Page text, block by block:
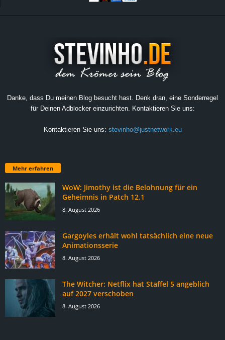
Danke, dass Du meinen Blog besucht hast. Denk dran, eine Sonderregel
für Deinen Adblocker einzurichten. Kontaktieren Sie uns:
Kontaktieren Sie uns: stevinho@justnetwork.eu
Mehr erfahren
WoW: Jimothy ist die Belohnung für ein
Geheimnis in Patch 12.1
8. August 2026
Gargoyles erhält wohl tatsächlich eine neue
Animationsserie
8. August 2026
The Witcher: Netflix hat Staffel 5 angeblich
auf 2027 verschoben
8. August 2026